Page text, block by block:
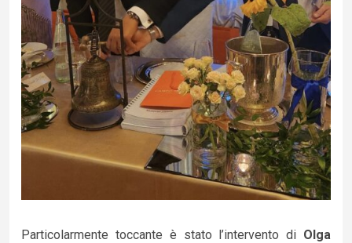
Particolarmente toccante è stato l’intervento di Olga